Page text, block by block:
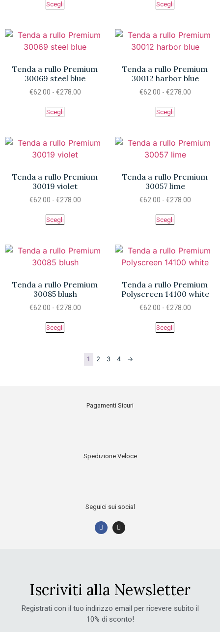
Scegli Scegli
Tenda a rullo Premium
30069 steel blue
€62.00 - €278.00
Scegli
Tenda a rullo Premium
30012 harbor blue
€62.00 - €278.00
Scegli
Tenda a rullo Premium
30019 violet
€62.00 - €278.00
Scegli
Tenda a rullo Premium
30057 lime
€62.00 - €278.00
Scegli
Tenda a rullo Premium
30085 blush
€62.00 - €278.00
Scegli
Tenda a rullo Premium
Polyscreen 14100 white
€62.00 - €278.00
Scegli
1 2 3 4 →
Pagamenti Sicuri
Spedizione Veloce
Seguici sui social
Iscriviti alla Newsletter
Registrati con il tuo indirizzo email per ricevere subito il
10% di sconto!